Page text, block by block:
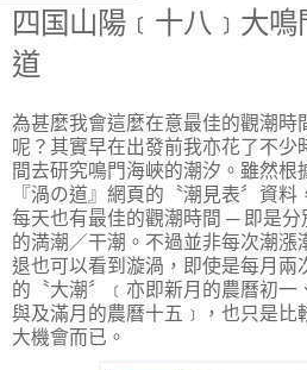
四国山陽﹝十八﹞大
道
為甚麼我會這麼在意最佳的觀潮時
呢？其實早在出發前我亦花了不少
間去研究鳴門海峽的潮汐。雖然根
『渦の道』網頁的〝潮見表〞資料
每天也有最佳的觀潮時間 ─ 即是分
的満潮／干潮。不過並非每次潮漲
退也可以看到漩渦，即使是每月兩
的〝大潮〞﹝亦即新月的農曆初一
與及滿月的農曆十五﹞，也只是比
大機會而已。